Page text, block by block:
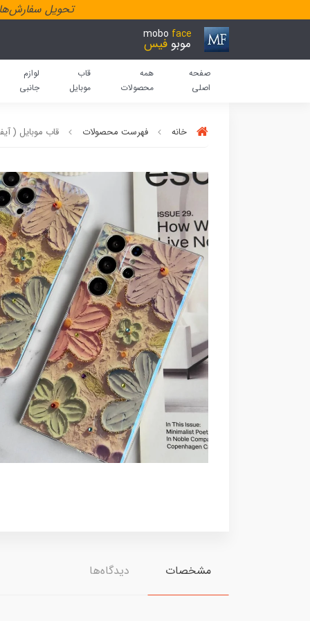
تحویل
mobo face
موبو فیس
صفحه
اصلی
همه
محصولات
قاب
موبایل
لوازم
جانبی
خانه فهرست محصولات قاب موبایل (
مشخصات دیدگاه‌ها